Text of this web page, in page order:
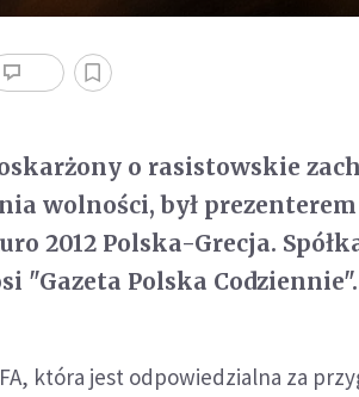
o rasistowskie
wolności, był
2012 Polska-Grecja.
"Gazeta Polska Codziennie".
która jest odpowiedzialna za